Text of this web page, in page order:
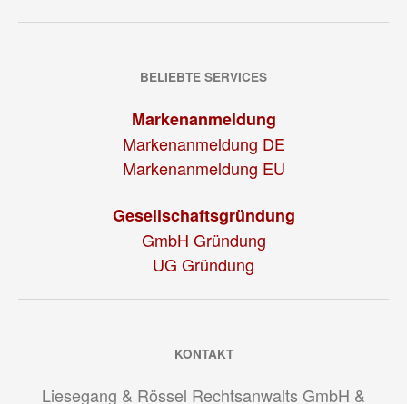
BELIEBTE SERVICES
Markenanmeldung
Markenanmeldung DE
Markenanmeldung EU
Gesellschaftsgründung
GmbH Gründung
UG Gründung
KONTAKT
Liesegang & Rössel Rechtsanwalts GmbH &